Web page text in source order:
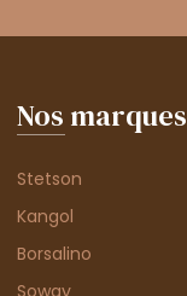
Nos marques
Stetson
Kangol
Borsalino
Soway